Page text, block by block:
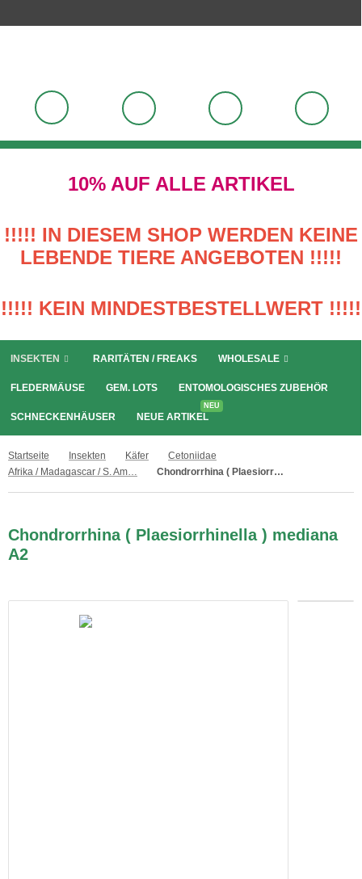
10% AUF ALLE ARTIKEL
!!!!! IN DIESEM SHOP WERDEN KEINE
LEBENDE TIERE ANGEBOTEN !!!!!
!!!!! KEIN MINDESTBESTELLWERT !!!!!
INSEKTEN RARITÄTEN / FREAKS WHOLESALE
FLEDERMÄUSE GEM. LOTS ENTOMOLOGISCHES ZUBEHÖR
SCHNECKENHÄUSER NEUE ARTIKEL
NEU
Startseite Insekten Käfer
Cetoniidae
Afrika / Madagascar / S. Amerika
Chondrorrhina ( Plaesiorrhinella ) mediana A2
Chondrorrhina ( Plaesiorrhinella ) mediana
A2